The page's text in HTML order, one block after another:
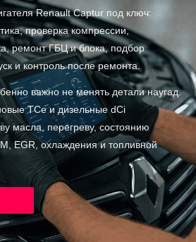
Renault Captur под ключ:
проверка компрессии,
ремонт ГБЦ и блока, подбор
и контроль после ремонта.
важно не менять детали наугад.
TCe и дизельные dCi
масла, перегреву, состоянию
EGR, охлаждения и топливной